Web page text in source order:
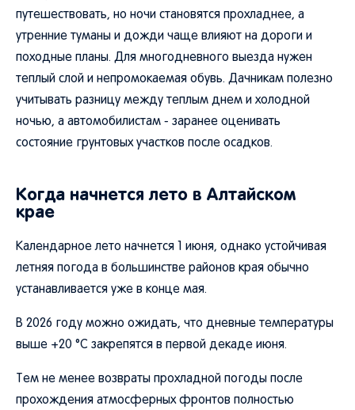
путешествовать, но ночи становятся прохладнее, а
утренние туманы и дожди чаще влияют на дороги и
походные планы. Для многодневного выезда нужен
теплый слой и непромокаемая обувь. Дачникам полезно
учитывать разницу между теплым днем и холодной
ночью, а автомобилистам - заранее оценивать
состояние грунтовых участков после осадков.
Когда начнется лето в Алтайском
крае
Календарное лето начнется 1 июня, однако устойчивая
летняя погода в большинстве районов края обычно
устанавливается уже в конце мая.
В 2026 году можно ожидать, что дневные температуры
выше +20 °C закрепятся в первой декаде июня.
Тем не менее возвраты прохладной погоды после
прохождения атмосферных фронтов полностью